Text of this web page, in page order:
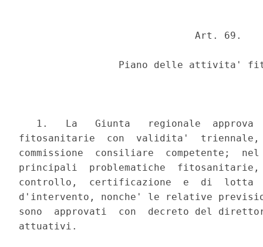
                              Art. 69.
Piano delle attivita'
1.   La   Giunta   regionale  approva
fitosanitarie  con  validita'
commissione  consiliare  competente;
principali  problematiche
controllo,  certificazione  e  di  lotta
d'intervento, nonche' le relative
sono  approvati  con  decreto del